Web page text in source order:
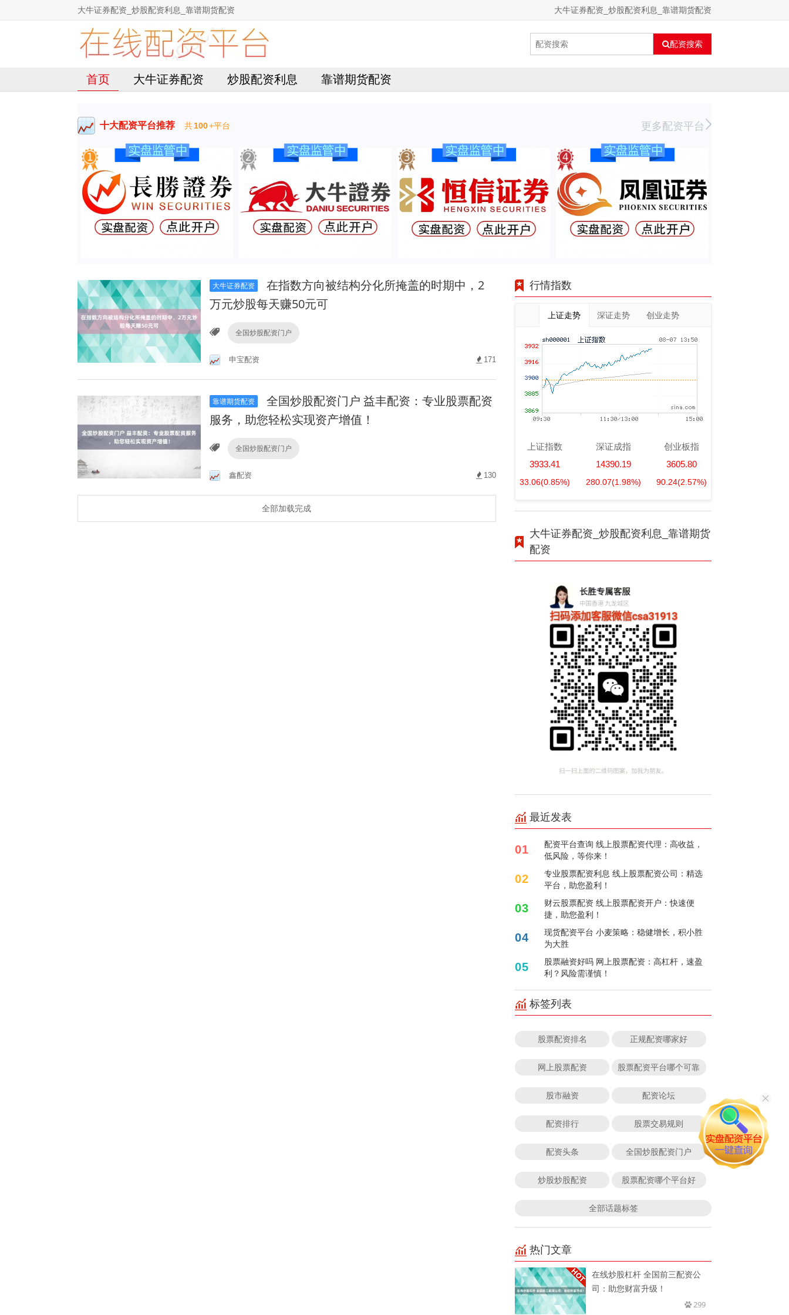
大牛证券配资_炒股配资利息_靠谱期货配资 大牛证券配资_炒股配资利息_靠谱期货配资
配资搜索
首页 大牛证券配资 炒股配资利息 靠谱期货配资
十大配资平台推荐 共100+平台 更多配资平台
大牛证券配资
在指数方向被结构分化所掩盖的时期中，2
万元炒股每天赚50元可
全国炒股配资门户
申宝配资 171
靠谱期货配资
全国炒股配资门户 益丰配资：专业股票配资
服务，助您轻松实现资产增值！
全国炒股配资门户
鑫配资 130
全部加载完成
行情指数
上证走势 深证走势 创业走势
上证指数
3933.41
33.06(0.85%)
深证成指
14390.19
280.07(1.98%)
创业板指
3605.80
90.24(2.57%)
大牛证券配资_炒股配资利息_靠谱期货
配资
最近发表
01
配资平台查询 线上股票配资代理：高收益，
低风险，等你来！
02
专业股票配资利息 线上股票配资公司：精选
平台，助您盈利！
03
财云股票配资 线上股票配资开户：快速便
捷，助您盈利！
04
现货配资平台 小麦策略：稳健增长，积小胜
为大胜
05
股票融资好吗 网上股票配资：高杠杆，速盈
利？风险需谨慎！
标签列表
股票配资排名 正规配资哪家好
网上股票配资 股票配资平台哪个可靠
股市融资 配资论坛
配资排行 股票交易规则
配资头条 全国炒股配资门户
炒股炒股配资 股票配资哪个平台好
全部话题标签
热门文章
在线炒股杠杆 全国前三配资公
司：助您财富升级！
299